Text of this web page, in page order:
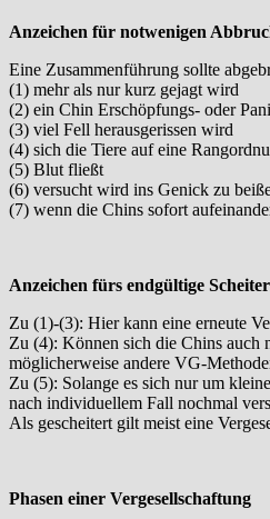
Anzeichen für notwenigen
Eine Zusammenführung sollte
(1) mehr als nur kurz gejagt wird
(2) ein Chin Erschöpfungs- oder
(3) viel Fell herausgerissen wird
(4) sich die Tiere auf eine
(5) Blut fließt
(6) versucht wird ins Genick zu
(7) wenn die Chins sofort
Anzeichen fürs endgültige
Zu (1)-(3): Hier kann eine erneute
Zu (4): Können sich die Chins auch
möglicherweise andere VG-
Zu (5): Solange es sich nur um
nach individuellem Fall nochmal
Als gescheitert gilt meist eine
Phasen einer Vergesellschaftung